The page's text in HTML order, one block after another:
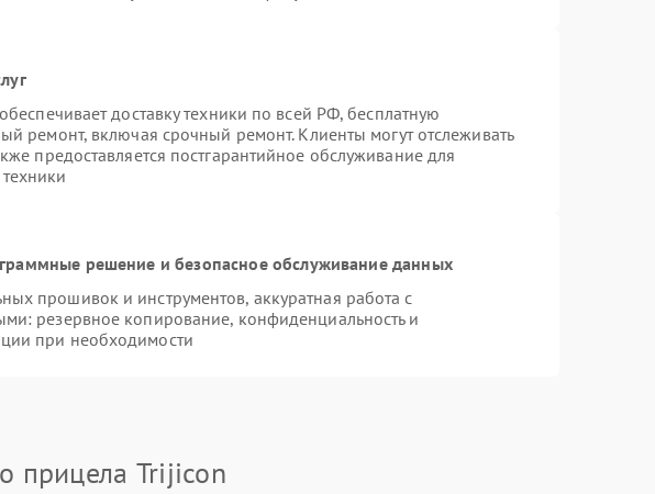
доставку техники по всей РФ, бесплатную
ремонт, включая срочный ремонт. Клиенты могут отслеживать
предоставляется постгарантийное обслуживание для
решение и безопасное обслуживание данных
прошивок и инструментов, аккуратная работа с
резервное копирование, конфиденциальность и
при необходимости
прицела Trijicon